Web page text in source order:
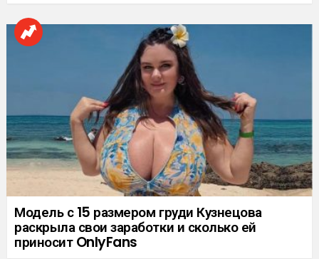
Модель с 15 размером груди Кузнецова
раскрыла свои заработки и сколько ей
приносит OnlyFans